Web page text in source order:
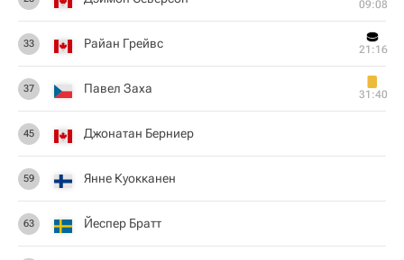
09:08
33 Райан Грейвс 21:16
37 Павел Заха 31:40
45 Джонатан Берниер
59 Янне Куокканен
63 Йеспер Братт